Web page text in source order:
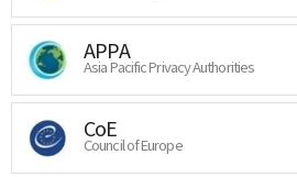
APPA
Asia Pacific Privacy Authorities
CoE
Council of Europe